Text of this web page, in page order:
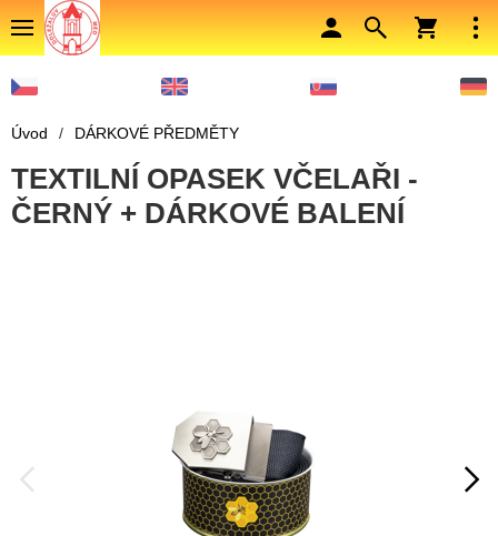
Úvod / DÁRKOVÉ PŘEDMĚTY
TEXTILNÍ OPASEK VČELAŘI -
ČERNÝ + DÁRKOVÉ BALENÍ